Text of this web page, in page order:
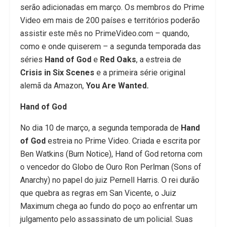
serão adicionadas em março. Os membros do Prime
Video em mais de 200 países e territórios poderão
assistir este mês no PrimeVideo.com – quando,
como e onde quiserem – a segunda temporada das
séries Hand of God e Red Oaks, a estreia de
Crisis in Six Scenes e a primeira série original
alemã da Amazon, You Are Wanted.
Hand of God
No dia 10 de março, a segunda temporada de Hand
of God estreia no Prime Video. Criada e escrita por
Ben Watkins (Burn Notice), Hand of God retorna com
o vencedor do Globo de Ouro Ron Perlman (Sons of
Anarchy) no papel do juiz Pernell Harris. O rei durão
que quebra as regras em San Vicente, o Juiz
Maximum chega ao fundo do poço ao enfrentar um
julgamento pelo assassinato de um policial. Suas